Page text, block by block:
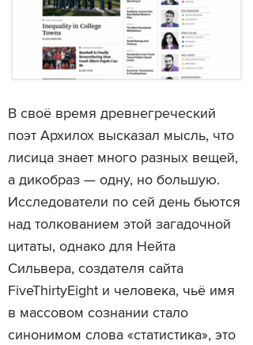
В своё время древнегреческий
поэт Архилох высказал мысль, что
лисица знает много разных вещей,
а дикобраз — одну, но большую.
Исследователи по сей день бьются
над толкованием этой загадочной
цитаты, однако для Нейта
Сильвера, создателя сайта
FiveThirtyEight и человека, чьё имя
в массовом сознании стало
синонимом слова «статистика», это